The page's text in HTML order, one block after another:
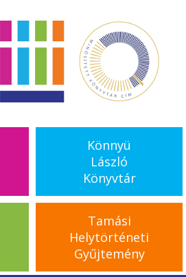
Könnyü
László
Könyvtár
Tamási
Helytörténeti
Gyűjtemény